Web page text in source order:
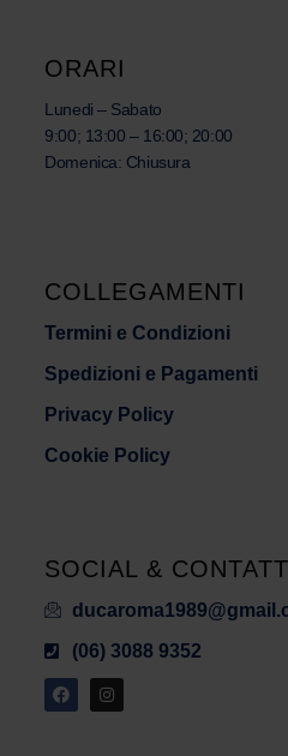
ORARI
Lunedi – Sabato
9:00; 13:00 – 16:00; 20:00
Domenica: Chiusura
COLLEGAMENTI
Termini e Condizioni
Spedizioni e Pagamenti
Privacy Policy
Cookie Policy
SOCIAL &
(06) 3088 9352